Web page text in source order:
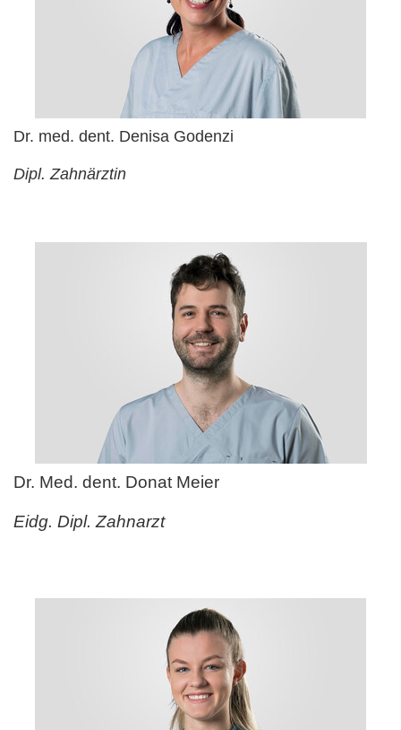
Dr. med. dent. Denisa Godenzi
Dipl. Zahnärztin
Dr. Med. dent. Donat Meier
Eidg. Dipl. Zahnarzt